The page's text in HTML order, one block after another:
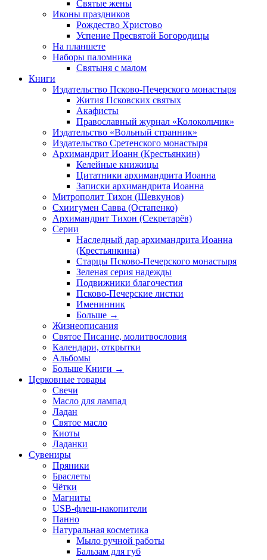
Святые жены
Иконы праздников
Рождество Христово
Успение Пресвятой Богородицы
На планшете
Наборы паломника
Святыня с малом
Книги
Издательство Псково-Печерского монастыря
Жития Псковских святых
Акафисты
Православный журнал «Колокольчик»
Издательство «Вольный странник»
Издательство Сретенского монастыря
Архимандрит Иоанн (Крестьянкин)
Келейные книжицы
Цитатники архимандрита Иоанна
Записки архимандрита Иоанна
Митрополит Тихон (Шевкунов)
Схиигумен Савва (Остапенко)
Архимандрит Тихон (Секретарёв)
Серии
Наследный дар архимандрита Иоанна
(Крестьянкина)
Старцы Псково-Печерского монастыря
Зеленая серия надежды
Подвижники благочестия
Псково-Печерские листки
Именинник
Больше →
Жизнеописания
Святое Писание, молитвословия
Календари, открытки
Альбомы
Больше Книги →
Церковные товары
Свечи
Масло для лампад
Ладан
Святое масло
Киоты
Ладанки
Сувениры
Пряники
Браслеты
Чётки
Магниты
USB-флеш-накопители
Панно
Натуральная косметика
Мыло ручной работы
Бальзам для губ